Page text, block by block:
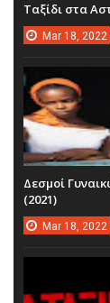
Ταξίδι στα
Mar 18, 2022
Δεσμοί
(2021)
Mar 18, 2022